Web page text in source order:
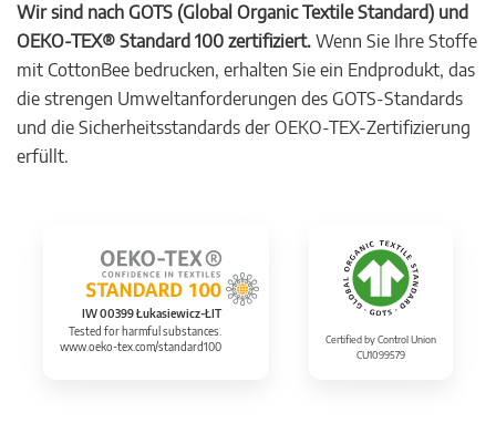
Wir sind nach GOTS (Global Organic Textile Standard) und
OEKO-TEX® Standard 100 zertifiziert. Wenn Sie Ihre Stoffe
mit CottonBee bedrucken, erhalten Sie ein Endprodukt, das
die strengen Umweltanforderungen des GOTS-Standards
und die Sicherheitsstandards der OEKO-TEX-Zertifizierung
erfüllt.
IW 00399 Łukasiewicz-ŁIT
Tested for harmful substances.
www.oeko-tex.com/standard100
Certified by Control Union
CU1099579